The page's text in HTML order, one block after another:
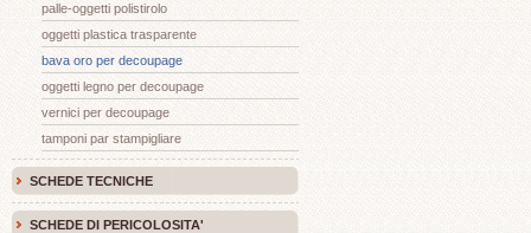
palle-oggetti polistirolo
oggetti plastica trasparente
bava oro per decoupage
oggetti legno per decoupage
vernici per decoupage
tamponi par stampigliare
SCHEDE TECNICHE
SCHEDE DI PERICOLOSITA'